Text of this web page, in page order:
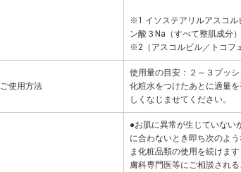
※1 イソステアリルアスコル
ン酸３Na（すべて整肌成分）
※2（アスコルビル／トコフ
ご使用方法
使用量の目安：２～３プッシ
化粧水をつけたあとに適量
しくなじませてください。
●お肌に異常が生じていない
に合わないとき即ち次のよ
ま化粧品類の使用を続けま
膚科専門医等にご相談され